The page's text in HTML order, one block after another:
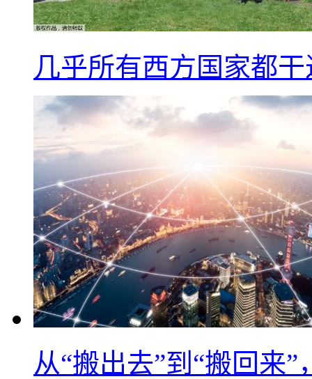
几乎所有西方国家都
从“搬出去”到“搬回来